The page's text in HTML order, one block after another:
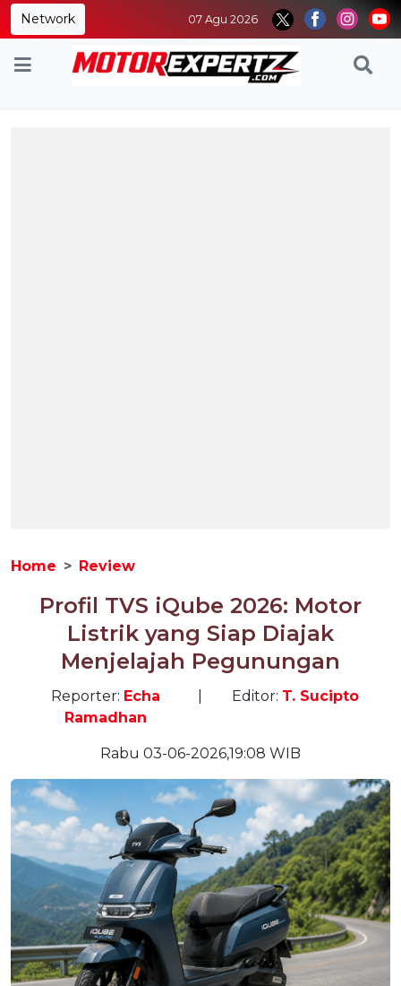
Network 07 Agu 2026
Home Review
Profil TVS iQube 2026: Motor
Listrik yang Siap Diajak
Menjelajah Pegunungan
Reporter: Echa
Ramadhan
Editor: T. Sucipto
Rabu 03-06-2026,19:08 WIB